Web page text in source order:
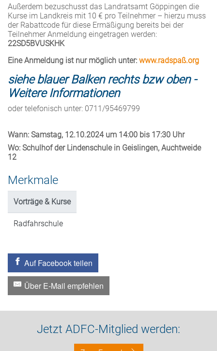
Außerdem bezuschusst das Landratsamt Göppingen die
Kurse im Landkreis mit 10 € pro Teilnehmer – hierzu muss
der Rabattcode für diese Ermäßigung bereits bei der
Teilnehmer Anmeldung eingetragen werden:
22SD5BVUSKHK
Eine Anmeldung ist nur möglich unter: www.radspaß.org
siehe blauer Balken rechts bzw oben -
Weitere Informationen
oder telefonisch unter: 0711/95469799
Wann: Samstag, 12.10.2024 um 14:00 bis 17:30 Uhr
Wo: Schulhof der Lindenschule in Geislingen, Auchtweide
12
Merkmale
Vorträge & Kurse
Radfahrschule
Auf Facebook teilen
Über E-Mail empfehlen
Jetzt ADFC-Mitglied werden: